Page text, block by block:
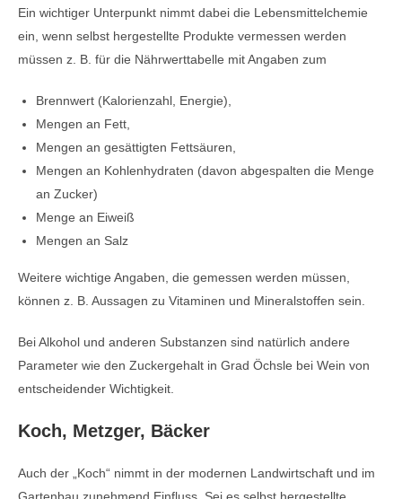
Ein wichtiger Unterpunkt nimmt dabei die Lebensmittelchemie
ein, wenn selbst hergestellte Produkte vermessen werden
müssen z. B. für die Nährwerttabelle mit Angaben zum
Brennwert (Kalorienzahl, Energie),
Mengen an Fett,
Mengen an gesättigten Fettsäuren,
Mengen an Kohlenhydraten (davon abgespalten die Menge
an Zucker)
Menge an Eiweiß
Mengen an Salz
Weitere wichtige Angaben, die gemessen werden müssen,
können z. B. Aussagen zu Vitaminen und Mineralstoffen sein.
Bei Alkohol und anderen Substanzen sind natürlich andere
Parameter wie den Zuckergehalt in Grad Öchsle bei Wein von
entscheidender Wichtigkeit.
Koch, Metzger, Bäcker
Auch der „Koch“ nimmt in der modernen Landwirtschaft und im